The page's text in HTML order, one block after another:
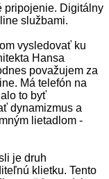
pripojenie. Digitálny
službami.
vysledovať ku
Hansa
považujem za
Má telefón na
to byť
dynamizmus a
lietadlom -
je druh
klietku. Tento